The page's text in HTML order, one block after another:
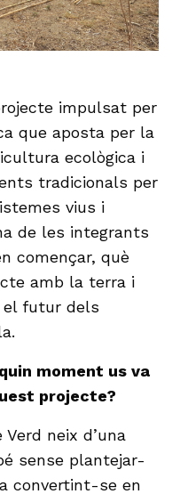
impulsat per
que aposta per la
ecològica i
tradicionals per
vius i
de les integrants
començar, què
amb la terra i
el futur dels
moment us va
projecte?
neix d’una
sense plantejar-
convertint-se en